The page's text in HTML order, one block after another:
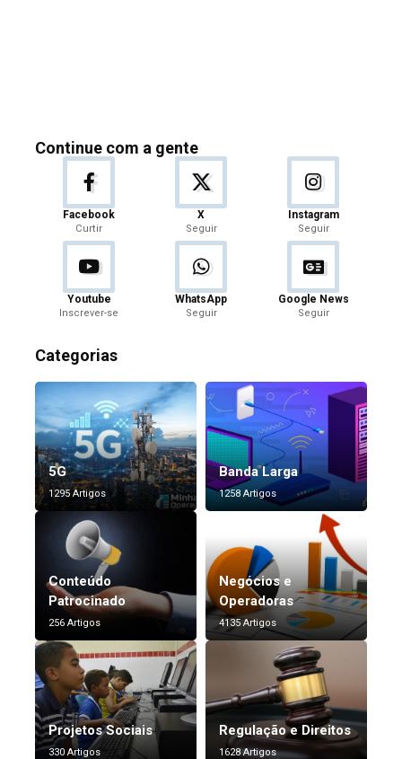
Continue com a gente
Facebook
Curtir
X
Seguir
Instagram
Seguir
Youtube
Inscrever-se
WhatsApp
Seguir
Google News
Seguir
Categorias
5G
1295 Artigos
Banda Larga
1258 Artigos
Conteúdo
Patrocinado
256 Artigos
Negócios e
Operadoras
4135 Artigos
Projetos Sociais
330 Artigos
Regulação e Direitos
1628 Artigos